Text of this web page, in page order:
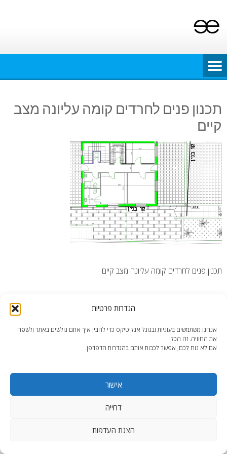
הגדרות פרטיות
אנחנו משתמשים בעוגיות ובגוגל אנליטיקס כדי להבין איך אתם גולשים באתר ולשפר
את החוויה. זה הכל!
אם לא נוח לכם, אפשר לכבות אותם בהגדרות הדפדפן.
אישור
דחייה
הצגת העדפות
content
תכנון פנים לחרדים קומה עליונה מצב
קיים
תכנון פנים לחרדים קומה עליונה מצב קיים
end2end.co.il | תכנון ועיצוב עד הפרט האחרון.